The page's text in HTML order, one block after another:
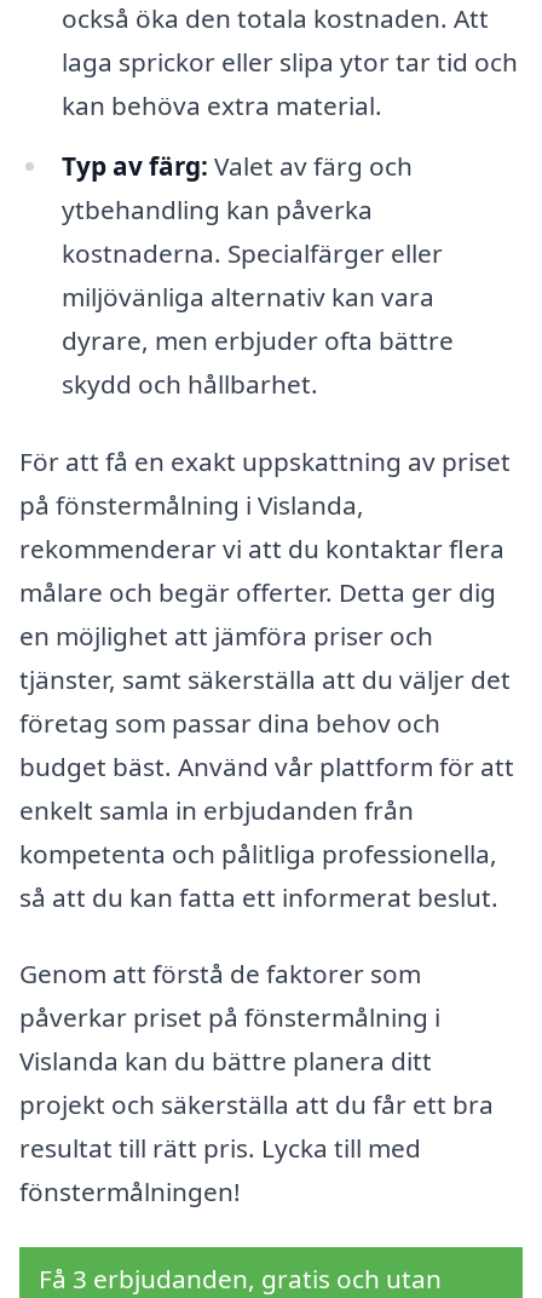
också öka den totala kostnaden. Att
laga sprickor eller slipa ytor tar tid och
kan behöva extra material.
Typ av färg: Valet av färg och
ytbehandling kan påverka
kostnaderna. Specialfärger eller
miljövänliga alternativ kan vara
dyrare, men erbjuder ofta bättre
skydd och hållbarhet.
För att få en exakt uppskattning av priset
på fönstermålning i Vislanda,
rekommenderar vi att du kontaktar flera
målare och begär offerter. Detta ger dig
en möjlighet att jämföra priser och
tjänster, samt säkerställa att du väljer det
företag som passar dina behov och
budget bäst. Använd vår plattform för att
enkelt samla in erbjudanden från
kompetenta och pålitliga professionella,
så att du kan fatta ett informerat beslut.
Genom att förstå de faktorer som
påverkar priset på fönstermålning i
Vislanda kan du bättre planera ditt
projekt och säkerställa att du får ett bra
resultat till rätt pris. Lycka till med
fönstermålningen!
Få 3 erbjudanden, gratis och utan